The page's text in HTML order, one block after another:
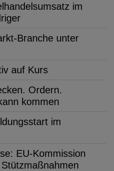
im
Branche unter
auf Kurs
Ordern.
kommen
im
EU-Kommission